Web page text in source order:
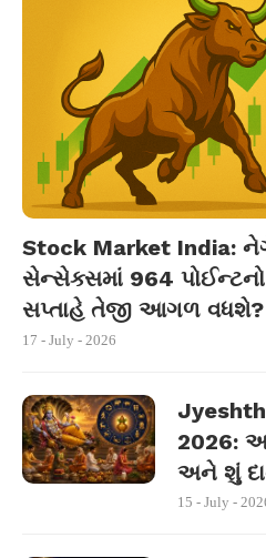
Stock Market India:
સેન્સેક્સમાં 964
સપ્તાહે તેજી આગળ વધશે?
17 - July - 2026
2026:
અને શું
15 - July -